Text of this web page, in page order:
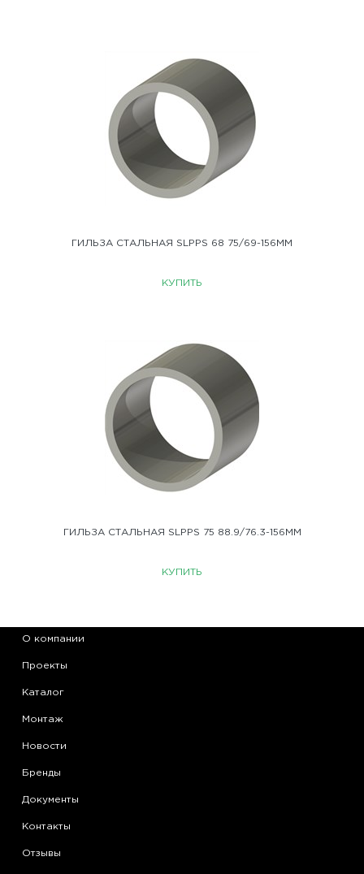
ГИЛЬЗА СТАЛЬНАЯ SLPPS 68 75/69-156ММ
КУПИТЬ
ГИЛЬЗА СТАЛЬНАЯ SLPPS 75 88.9/76.3-156ММ
КУПИТЬ
О компании
Проекты
Каталог
Монтаж
Новости
Бренды
Документы
Контакты
Отзывы